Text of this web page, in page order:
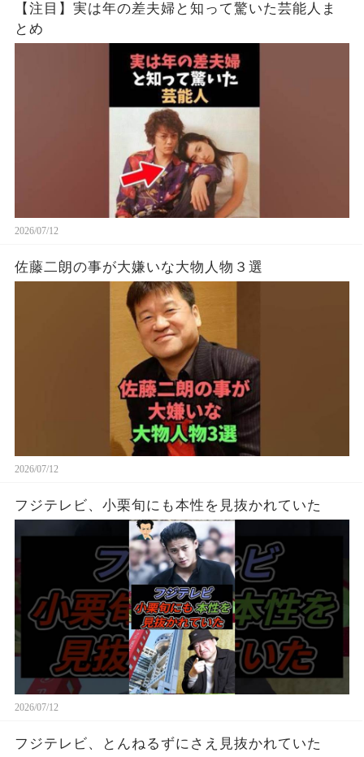
【注目】実は年の差夫婦と知って驚いた芸能人ま
とめ
2026/07/12
佐藤二朗の事が大嫌いな大物人物３選
2026/07/12
フジテレビ、小栗旬にも本性を見抜かれていた
2026/07/12
フジテレビ、とんねるずにさえ見抜かれていた